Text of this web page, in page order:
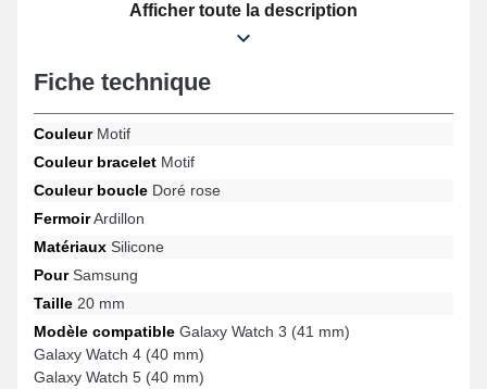
marier harmonieusement à votre garde-robe, avec l'assurance
ardillon robuste, et sa polyvalence pour les modèles Galaxy
(40 mm), Galaxy Watch Active 2 (40 mm), Galaxy Watch FE,
Samsung. Grâce à son style contemporain, cet accessoire
Samsung se raccorde sans effort à un large éventail de modèles
Afficher toute la description
Fiche technique
CouleurMotif
Couleur bracelet Motif
Couleur boucle Doré rose
FermoirArdillon
Matériaux Silicone
PourSamsung
Taille 20 mm
Modèle compatible Galaxy Watch 3 (41 mm)
Galaxy Watch 4 (40 mm)
Galaxy Watch 5 (40 mm)